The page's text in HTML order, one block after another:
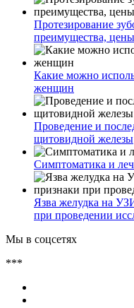
Протезирование
преимущества, цены
Какие можно
женщин
Проведение и
щитовидной железы
Симптоматика и
Язва желудка на
при проведении
Мы в соцсетях
***